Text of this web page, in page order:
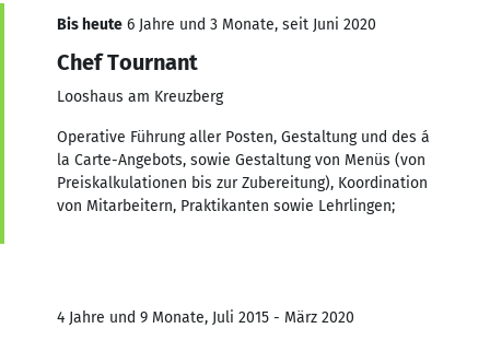
Bis heute 6 Jahre und 3 Monate, seit Juni 2020
Chef Tournant
Looshaus am Kreuzberg
Operative Führung aller Posten, Gestaltung und des á
la Carte-Angebots, sowie Gestaltung von Menüs (von
Preiskalkulationen bis zur Zubereitung), Koordination
von Mitarbeitern, Praktikanten sowie Lehrlingen;
4 Jahre und 9 Monate, Juli 2015 - März 2020